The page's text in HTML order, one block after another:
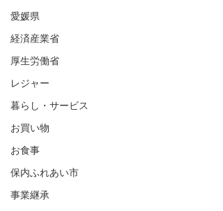
愛媛県
経済産業省
厚生労働省
レジャー
暮らし・サービス
お買い物
お食事
保内ふれあい市
事業継承